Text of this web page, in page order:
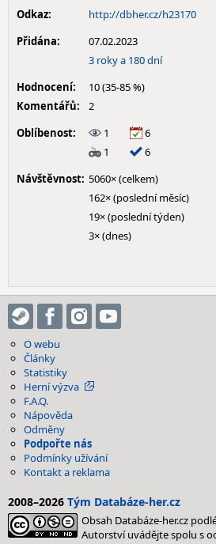
Odkaz:
http://dbher.cz/h23170
Přidána:
07.02.2023
3 roky a 180 dní
Hodnocení:
10 (35-85 %)
Komentářů:
2
Oblíbenost:
1
6
1
6
Návštěvnost: 5060× (celkem)
162× (poslední měsíc)
19× (poslední týden)
3× (dnes)
O webu
Články
Statistiky
Herní výzva
F.A.Q.
Nápověda
Odměny
Podpořte nás
Podmínky užívání
Kontakt a reklama
2008–2026 Tým Databáze-her.cz
Obsah Databáze-her.cz
Autorství uvádějte spolu s